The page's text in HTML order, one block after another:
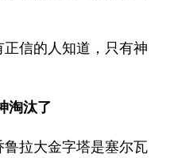
信的人知道，只有神
淘汰了
拉大金字塔是塞尔瓦